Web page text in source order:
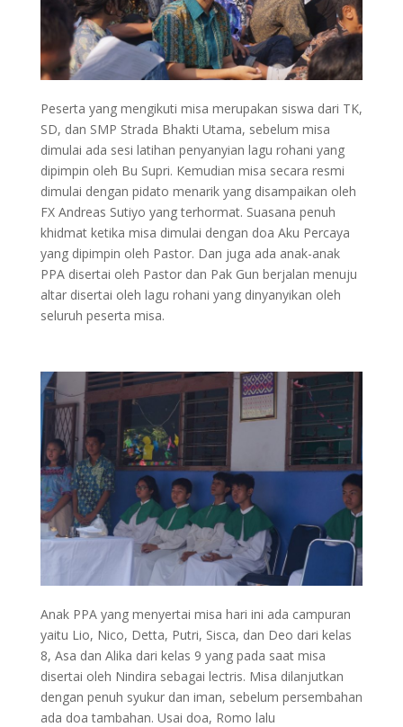
Peserta yang mengikuti misa merupakan siswa dari TK,
SD, dan SMP Strada Bhakti Utama, sebelum misa
dimulai ada sesi latihan penyanyian lagu rohani yang
dipimpin oleh Bu Supri. Kemudian misa secara resmi
dimulai dengan pidato menarik yang disampaikan oleh
FX Andreas Sutiyo yang terhormat. Suasana penuh
khidmat ketika misa dimulai dengan doa Aku Percaya
yang dipimpin oleh Pastor. Dan juga ada anak-anak
PPA disertai oleh Pastor dan Pak Gun berjalan menuju
altar disertai oleh lagu rohani yang dinyanyikan oleh
seluruh peserta misa.
Anak PPA yang menyertai misa hari ini ada campuran
yaitu Lio, Nico, Detta, Putri, Sisca, dan Deo dari kelas
8, Asa dan Alika dari kelas 9 yang pada saat misa
disertai oleh Nindira sebagai lectris. Misa dilanjutkan
dengan penuh syukur dan iman, sebelum persembahan
ada doa tambahan. Usai doa, Romo lalu